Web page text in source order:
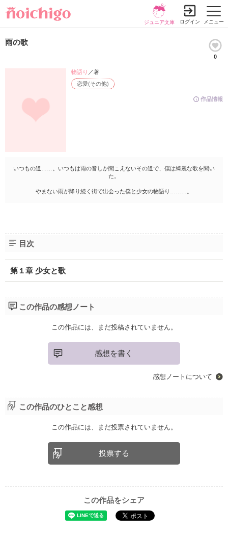
メニュー
ジュニア文庫 ログイン
雨の歌
0
作品情報
恋愛(その他)
物語り ／著
いつもの道……。いつもは雨の音しか聞こえないその道で、僕は綺麗な歌を聞い
た。
やまない雨が降り続く街で出会った僕と少女の物語り………。
目次
第１章 少女と歌
この作品の感想ノート
この作品には、まだ投稿されていません。
感想を書く
感想ノートについて
この作品のひとこと感想
この作品には、まだ投票されていません。
投票する
この作品をシェア